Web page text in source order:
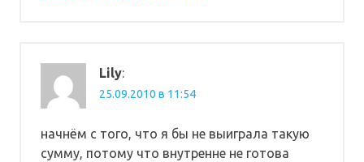
Lily:
25.09.2010 в 11:54
начнём с того, что я бы не выиграла такую
сумму, потому что внутренне не готова